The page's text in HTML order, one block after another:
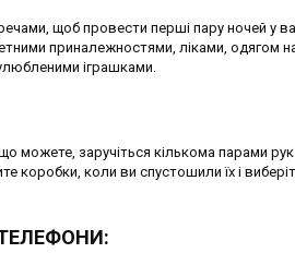
щоб провести перші пару ночей у
приналежностями, ліками, одягом
іграшками.
можете, заручіться кількома парами
коли ви спустошили їх і виберіть